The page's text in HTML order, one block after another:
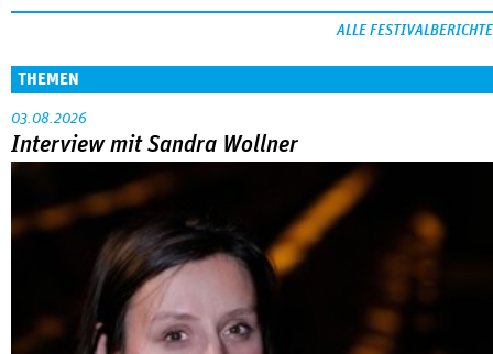
ALLE FESTIVALBERICHTE
THEMEN
03.08.2026
Interview mit Sandra Wollner